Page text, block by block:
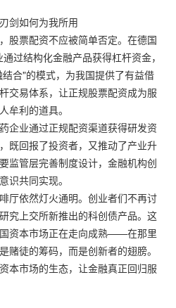
剑如何为我所用
股票配资不应被简单否定。在德国
过结构化金融产品获得杠杆资金，
合"的模式，为我国提供了有益借
交易体系，让正规股票配资成为服
牟利的道具。
企业通过正规配资渠道获得研发资
既回报了投资者，又推动了产业升
监管层完善制度设计，金融机构创
识共同实现。
厅依然灯火通明。创业者们不再讨
究上交所新推出的科创债产品。这
资本市场正在走向成熟——在那里
赌徒的筹码，而是创新者的翅膀。
本市场的生态，让金融真正回归服